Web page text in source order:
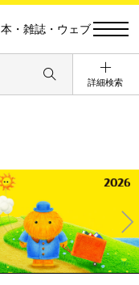
本・雑誌・ウェブ
詳細検索
Ne
xt